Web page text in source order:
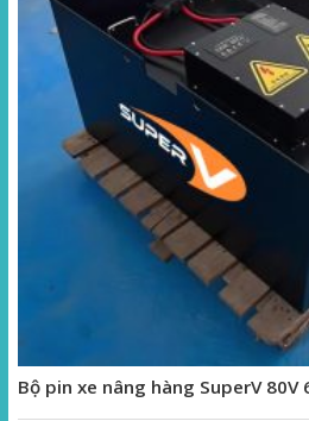
Bộ pin xe nâng hàng SuperV 80V